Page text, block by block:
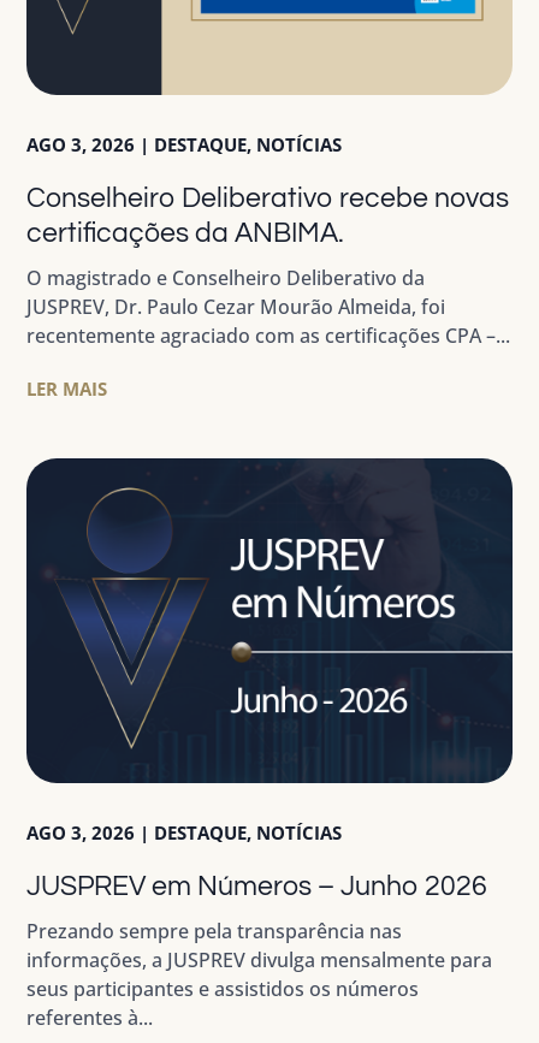
Conselheiro Deliberativo recebe novas
certificações da ANBIMA.
AGO 3, 2026 | DESTAQUE, NOTÍCIAS
O magistrado e Conselheiro Deliberativo da
JUSPREV, Dr. Paulo Cezar Mourão Almeida, foi
recentemente agraciado com as certificações CPA –...
LER MAIS
JUSPREV em Números – Junho 2026
AGO 3, 2026 | DESTAQUE, NOTÍCIAS
Prezando sempre pela transparência nas
informações, a JUSPREV divulga mensalmente para
seus participantes e assistidos os números
referentes à...